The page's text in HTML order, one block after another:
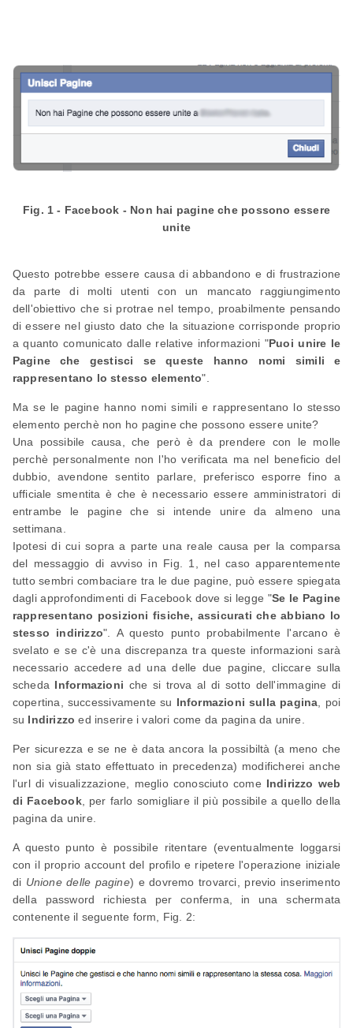
Fig. 1 - Facebook - Non hai pagine che possono essere
unite
Questo potrebbe essere causa di abbandono e di frustrazione
da parte di molti utenti con un mancato raggiungimento
dell'obiettivo che si protrae nel tempo, proabilmente pensando
di essere nel giusto dato che la situazione corrisponde proprio
a quanto comunicato dalle relative informazioni "Puoi unire le
Pagine che gestisci se queste hanno nomi simili e
rappresentano lo stesso elemento".
Ma se le pagine hanno nomi simili e rappresentano lo stesso
elemento perchè non ho pagine che possono essere unite?
Una possibile causa, che però è da prendere con le molle
perchè personalmente non l'ho verificata ma nel beneficio del
dubbio, avendone sentito parlare, preferisco esporre fino a
ufficiale smentita è che è necessario essere amministratori di
entrambe le pagine che si intende unire da almeno una
settimana.
Ipotesi di cui sopra a parte una reale causa per la comparsa
del messaggio di avviso in Fig. 1, nel caso apparentemente
tutto sembri combaciare tra le due pagine, può essere spiegata
dagli approfondimenti di Facebook dove si legge "Se le Pagine
rappresentano posizioni fisiche, assicurati che abbiano lo
stesso indirizzo". A questo punto probabilmente l'arcano è
svelato e se c'è una discrepanza tra queste informazioni sarà
necessario accedere ad una delle due pagine, cliccare sulla
scheda Informazioni che si trova al di sotto dell'immagine di
copertina, successivamente su Informazioni sulla pagina, poi
su Indirizzo ed inserire i valori come da pagina da unire.
Per sicurezza e se ne è data ancora la possibiltà (a meno che
non sia già stato effettuato in precedenza) modificherei anche
l'url di visualizzazione, meglio conosciuto come Indirizzo web
di Facebook, per farlo somigliare il più possibile a quello della
pagina da unire.
A questo punto è possibile ritentare (eventualmente loggarsi
con il proprio account del profilo e ripetere l'operazione iniziale
di Unione delle pagine) e dovremo trovarci, previo inserimento
della password richiesta per conferma, in una schermata
contenente il seguente form, Fig. 2: